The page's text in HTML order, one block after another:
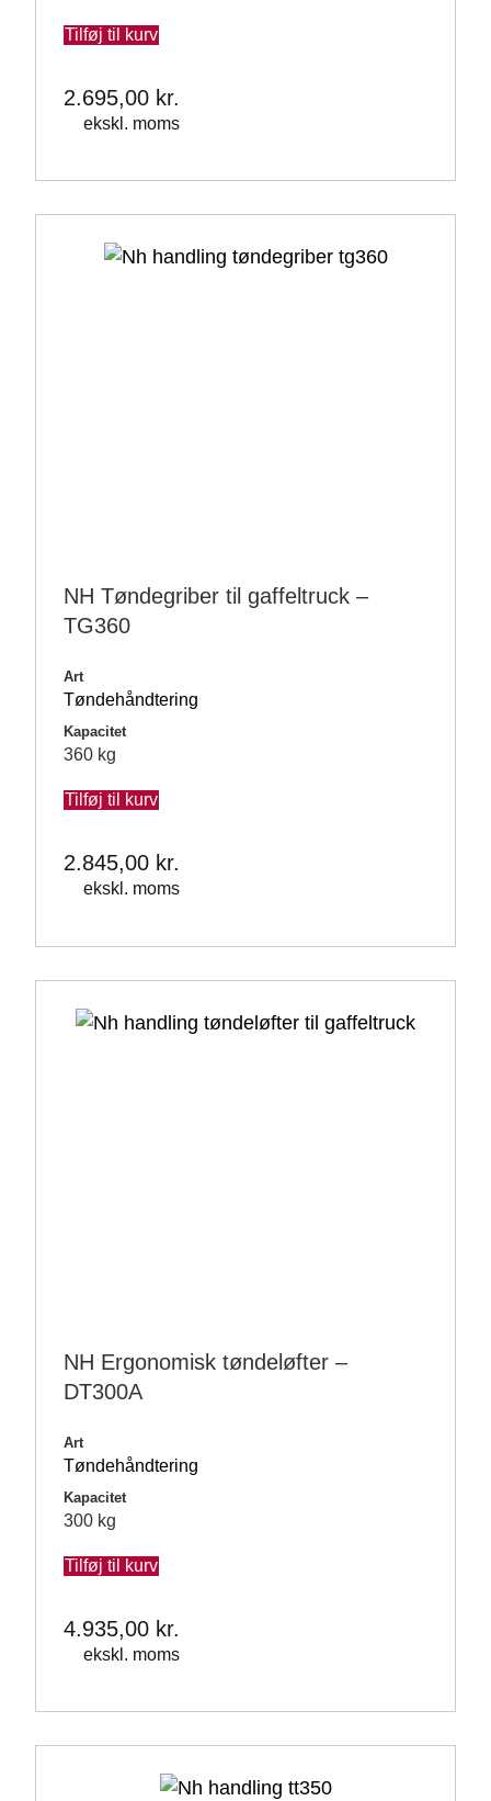
Tilføj til kurv
2.695,00 kr.
ekskl. moms
NH Tøndegriber til gaffeltruck –
TG360
Art
Tøndehåndtering
Kapacitet
360 kg
Tilføj til kurv
2.845,00 kr.
ekskl. moms
NH Ergonomisk tøndeløfter –
DT300A
Art
Tøndehåndtering
Kapacitet
300 kg
Tilføj til kurv
4.935,00 kr.
ekskl. moms